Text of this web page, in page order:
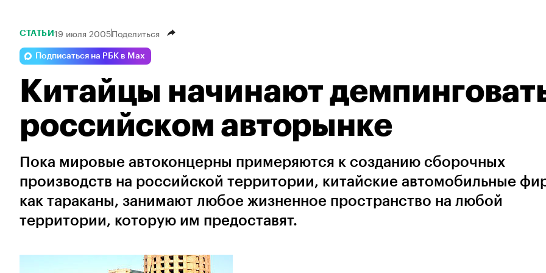
СТАТЬИ 19 июля 2005Поделиться
Подписаться на РБК в Max
Китайцы начинают
российском авторынке
Пока мировые автоконцерны примеряются к созданию сборочных
производств на российской территории, китайские автомобильные
как тараканы, занимают любое жизненное пространство на любой
территории, которую им предоставят.